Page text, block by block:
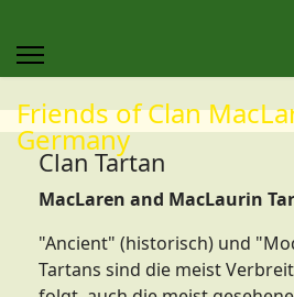
Friends of Clan
Germany
Clan Tartan
MacLaren and MacLaurin
"Ancient" (historisch) und
Tartans sind die meist